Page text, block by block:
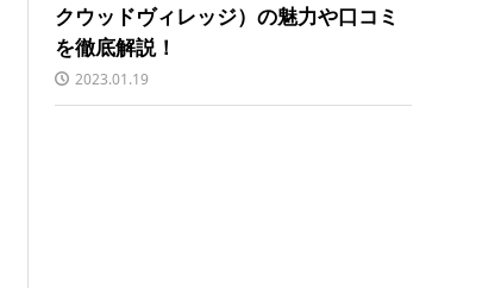
クウッドヴィレッジ）の魅力や口コミ
を徹底解説！
2023.01.19